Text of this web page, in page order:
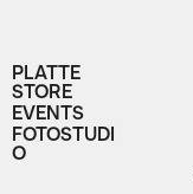
PLATTE
STORE
EVENTS
FOTOSTUDI
O